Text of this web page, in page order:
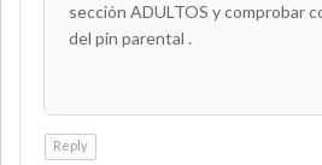
sección ADULTOS y comprobar
del pin parental .
Reply